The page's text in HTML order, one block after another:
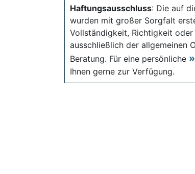
Haftungsausschluss: Die auf
wurden mit großer Sorgfalt
Vollständigkeit, Richtigkeit
ausschließlich der allgemeinen
Beratung. Für eine persönliche
Ihnen gerne zur Verfügung.